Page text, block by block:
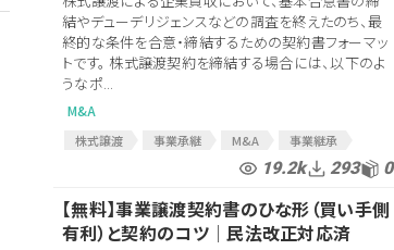
結やデューデリジェンスなどの調査を終えたのち、最
終的な条件を合意・締結するための契約書フォーマッ
トです。 株式譲渡契約を締結する場合には、以下のよ
うなポ...
M&A
株式譲渡 事業承継 M&A
事業継承
表明保証
M&A契約
株式譲渡契約
株式譲渡契約書 最終契約
19.2k 293 0
【無料】事業譲渡契約書のひな形（買い手側
有利）と契約のコツ│民法改正対応済